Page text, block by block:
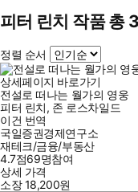
피터 린치 작품 총
정렬 순서
상세페이지 바로가기
전설로 떠나는 월가의 영웅
피터 린치, 존 로스차일드
이건 번역
국일증권경제연구소
재테크/금융/부동산
4.7점69명참여
상세 가격
소장18,200원